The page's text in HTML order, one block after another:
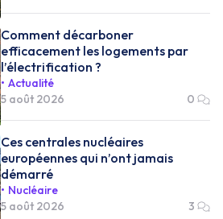
Comment décarboner
efficacement les logements par
l’électrification ?
Actualité
5 août 2026
0
Ces centrales nucléaires
européennes qui n’ont jamais
démarré
Nucléaire
5 août 2026
3